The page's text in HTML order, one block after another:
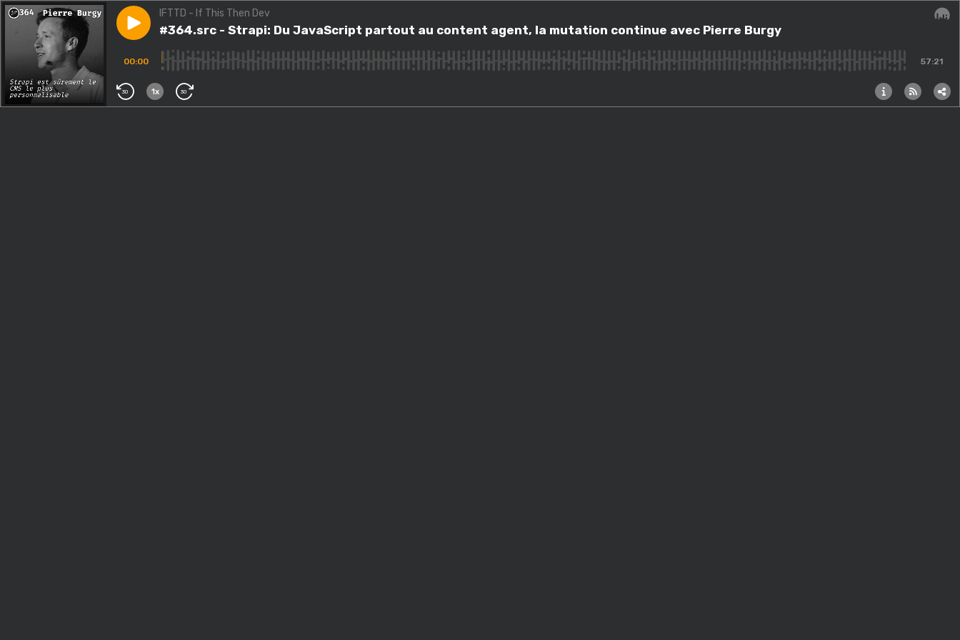
Play episode#364.src - Strapi: Du JavaScript partout au content agent, la mutation continue avec Pierre Burgy
IFTTD - If This Then Dev
#364.src - Strapi: Du JavaScript partout au content agent, la mutation continue avec Pierre Burgy
00:00 57:21
30 1x 30